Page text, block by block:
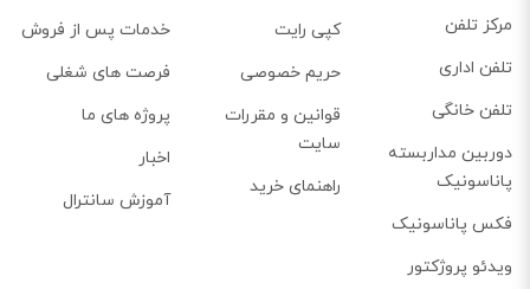
مرکز تلفن
تلفن اداری
تلفن خانگی
دوربین مداربسته
پاناسونیک
فکس پاناسونیک
ویدئو پروژکتور
کپی رایت
حریم خصوصی
قوانین و مقررات
سایت
راهنمای خرید
خدمات پس از فروش
فرصت های شغلی
پروژه های ما
اخبار
آموزش سانترال